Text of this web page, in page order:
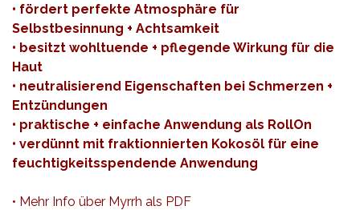
• fördert perfekte Atmosphäre für
Selbstbesinnung + Achtsamkeit
• besitzt wohltuende + pflegende Wirkung für die
Haut
• neutralisierend Eigenschaften bei Schmerzen +
Entzündungen
• praktische + einfache Anwendung als RollOn
• verdünnt mit fraktionnierten Kokosöl für eine
feuchtigkeitsspendende Anwendung
• Mehr Info über Myrrh als PDF